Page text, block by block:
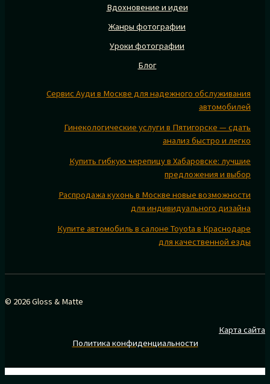
Вдохновение и идеи
Жанры фотографии
Уроки фотографии
Блог
Сервис Ауди в Москве для надежного обслуживания
автомобилей
Гинекологические услуги в Пятигорске — сдать
анализ быстро и легко
Купить гибкую черепицу в Хабаровске: лучшие
предложения и выбор
Распродажа кухонь в Москве новые возможности
для индивидуального дизайна
Купите автомобиль в салоне Toyota в Краснодаре
для качественной езды
© 2026 Gloss & Matte
Карта сайта
Политика конфиденциальности